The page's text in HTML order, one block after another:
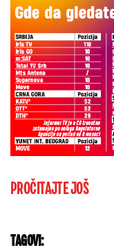
PROČITAJTE JOŠ
TAGOVI: